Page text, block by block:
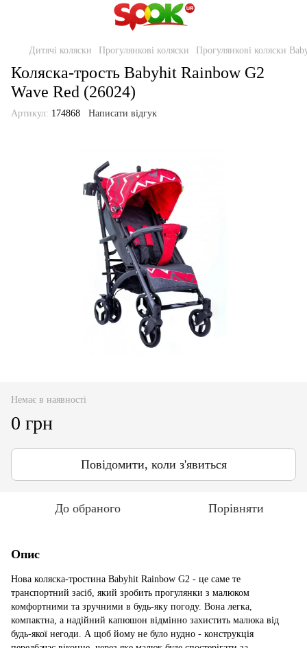
Дитячі коляски Прогулянкові коляски Прогулянкові коляски
Коляска-трость Babyhit Rainbow G2
Wave Red (26024)
Артикул: 174868 Написати відгук
Немає в наявності
0 грн
Повідомити, коли з'явиться
До обраного Порівняти
Опис
Нова коляска-тростина Babyhit Rainbow G2 - це саме те
транспортний засіб, який зробить прогулянки з малюком
комфортними та зручними в будь-яку погоду. Вона легка,
компактна, а надійний капюшон відмінно захистить малюка від
будь-якої негоди. А щоб йому не було нудно - конструкція